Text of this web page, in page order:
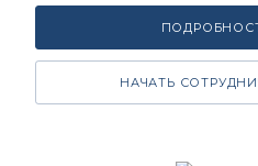
НАЧАТЬ